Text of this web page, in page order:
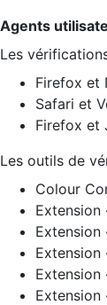
Agents
Les
Firefox et
Safari et
Firefox et
Les outils de
Colour
Extension
Extension
Extension
Extension
Extension